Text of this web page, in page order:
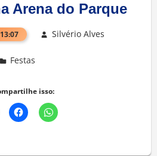
Arena do Parque
Silvério Alves
Festas
isso: